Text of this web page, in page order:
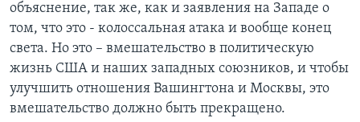
объяснение, так же, как и заявления на Западе о
том, что это - колоссальная атака и вообще конец
света. Но это – вмешательство в политическую
жизнь США и наших западных союзников, и чтобы
улучшить отношения Вашингтона и Москвы, это
вмешательство должно быть прекращено.